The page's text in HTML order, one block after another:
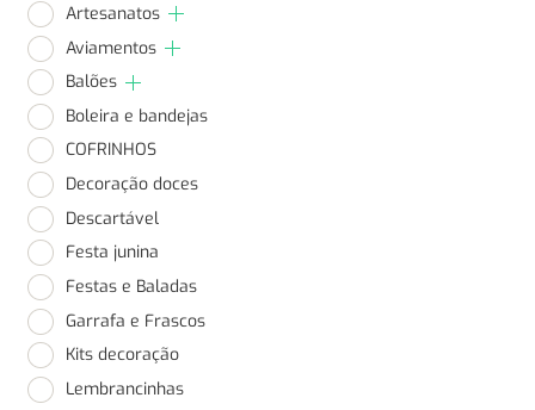
Artesanatos
Aviamentos
Balões
Boleira e bandejas
COFRINHOS
Decoração doces
Descartável
Festa junina
Festas e Baladas
Garrafa e Frascos
Kits decoração
Lembrancinhas